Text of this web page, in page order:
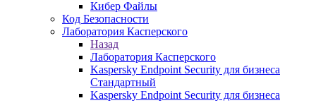
Кибер Файлы
Код Безопасности
Лаборатория Касперского
Назад
Лаборатория Касперского
Kaspersky Endpoint Security для бизнеса
Стандартный
Kaspersky Endpoint Security для бизнеса